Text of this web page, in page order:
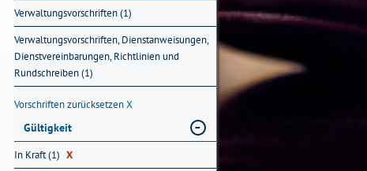
Verwaltungsvorschriften (1)
Verwaltungsvorschriften, Dienstanweisungen,
Dienstvereinbarungen, Richtlinien und
Rundschreiben (1)
Vorschriften zurücksetzenX
Gültigkeit
In Kraft (1) X